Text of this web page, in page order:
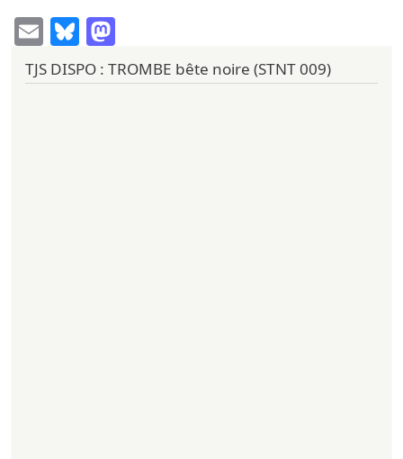
EmailBluesky
TJS DISPO : TROMBE bête noire (STNT 009)